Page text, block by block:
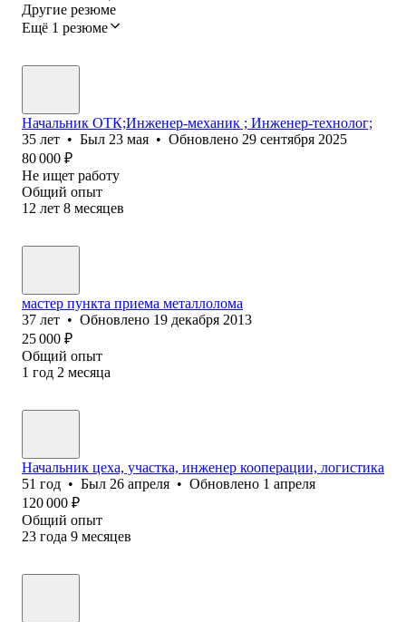
Другие резюме
Ещё 1 резюме
Начальник ОТК;Инженер-механик ; Инженер-технолог;
35 лет • Был 23 мая • Обновлено 29 сентября 2025
80 000 ₽
Не ищет работу
Общий опыт
12 лет 8 месяцев
мастер пункта приема металлолома
37 лет • Обновлено 19 декабря 2013
25 000 ₽
Общий опыт
1 год 2 месяца
Начальник цеха, участка, инженер кооперации, логистика
51 год • Был 26 апреля • Обновлено 1 апреля
120 000 ₽
Общий опыт
23 года 9 месяцев